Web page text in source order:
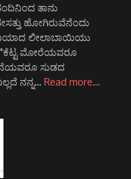
ತಾನು
ಹೋಗಿರುವೆನೆಂದು
ಲೀಲಾಬಾಯಿಯು
"ಕೆಟ್ಟ ಮೋರೆಯವರೂ
ಸುಡದ
ನನ್ನ… Read more…